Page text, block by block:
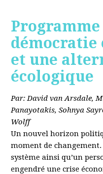
démocratie
et une
écologique
Par: David van Arsdale,
Panayotakis, Sohnya
Wolff
Un nouvel horizon
moment de
système ainsi qu’un
engendré une crise